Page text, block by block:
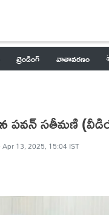
ట్రెండింగ్ వాతావరణం
పవన్ సతీమణి
Apr 13, 2025, 15:04 IST